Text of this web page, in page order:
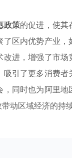
政策的促进，使其
区内优势产业
进，增强了市
引了更多消费
同时也为阿里
动区域经济的持